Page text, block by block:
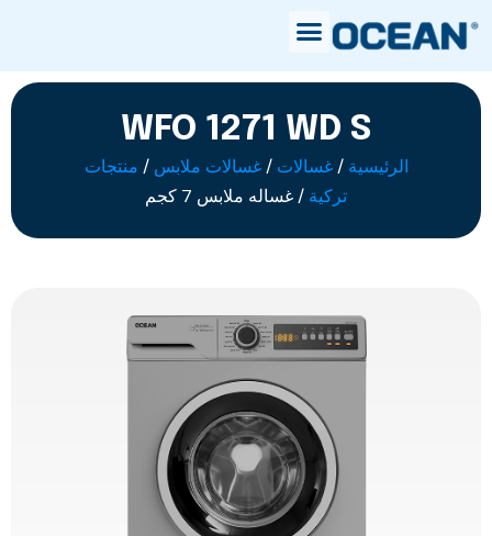
WFO 1271 WD S
الرئيسية /غسالات /غسالات ملابس / منتجات
تركية / غساله ملابس 7 كجم